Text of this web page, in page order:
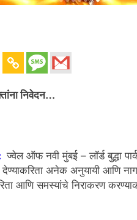
निवेदन…
ज्वेल ऑफ नवी मुंबई – लॉर्ड बुद्धा
देण्याकरिता अनेक अनुयायी आणि
आणि समस्यांचे निराकरण